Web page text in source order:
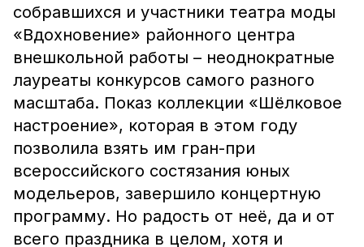
собравшихся и участники театра моды
«Вдохновение» районного центра
внешкольной работы – неоднократные
лауреаты конкурсов самого разного
масштаба. Показ коллекции «Шёлковое
настроение», которая в этом году
позволила взять им гран-при
всероссийского состязания юных
модельеров, завершило концертную
программу. Но радость от неё, да и от
всего праздника в целом, хотя и